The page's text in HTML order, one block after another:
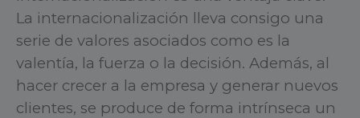
La internacionalización lleva consigo una
serie de valores asociados como es la
valentía, la fuerza o la decisión. Además, al
hacer crecer a la empresa y generar nuevos
clientes, se produce de forma intrínseca un